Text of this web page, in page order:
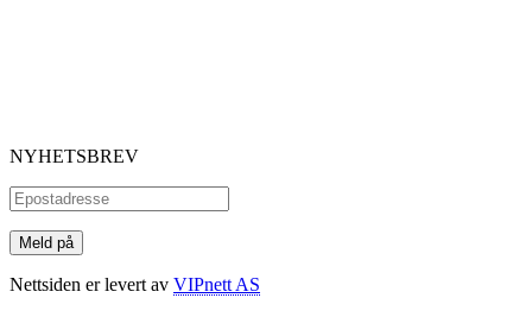
NYHETSBREV
Nettsiden er levert av VIPnett AS